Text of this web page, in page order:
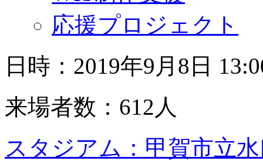
応援プロジェクト
日時：2019年9月8日
来場者数：612人
スタジアム：甲賀市立